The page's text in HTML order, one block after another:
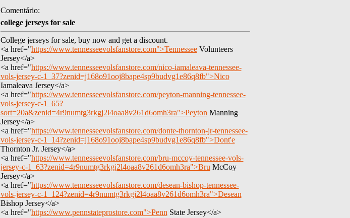
Comentário:
college jerseys for sale
College jerseys for sale, buy now and get a discount.
<a href="https://www.tennesseevolsfanstore.com">TennesseeVolunteers
Jersey</a>
<a href="https://www.tennesseevolsfanstore.com/nico-iamaleava-tennessee-
vols-jersey-c-1_37?zenid=j168o91ooj8bape4sp9budvg1e86q8fb">Nico
Iamaleava Jersey</a>
<a href="https://www.tennesseevolsfanstore.com/peyton-manning-tennessee-
vols-jersey-c-1_65?
sort=20a&zenid=4r9numtg3rkgj2l4oaa8v261d6omh3ra">Peyton Manning
Jersey</a>
<a href="https://www.tennesseevolsfanstore.com/donte-thornton-jr-tennessee-
vols-jersey-c-1_14?zenid=j168o91ooj8bape4sp9budvg1e86q8fb">Dont'e
Thornton Jr. Jersey</a>
<a href="https://www.tennesseevolsfanstore.com/bru-mccoy-tennessee-vols-
jersey-c-1_63?zenid=4r9numtg3rkgj2l4oaa8v261d6omh3ra">Bru McCoy
Jersey</a>
<a href="https://www.tennesseevolsfanstore.com/desean-bishop-tennessee-
vols-jersey-c-1_124?zenid=4r9numtg3rkgj2l4oaa8v261d6omh3ra">Desean
Bishop Jersey</a>
<a href="https://www.pennstateprostore.com">Penn State Jersey</a>